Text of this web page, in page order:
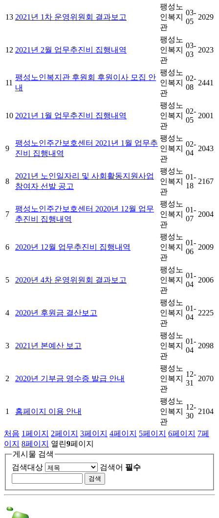
13 2021년 1차 운영위원회 결과보고
팽성노
인복지
관
03-
05
2029
12 2021년 2월 업무추진비 집행내역
팽성노
인복지
관
03-
03
2023
11
팽성노인복지관 후원회 후원이사 모집 안
내
팽성노
인복지
관
02-
08
2441
10 2021년 1월 업무추진비 집행내역
팽성노
인복지
관
02-
05
2001
9
팽성노인주간보호센터 2021년 1월 업무추
진비 집행내역
팽성노
인복지
관
02-
04
2043
8
2021년 노인일자리 및 사회활동지원사업
참여자 선발 공고
팽성노
인복지
관
01-
18
2167
7
팽성노인주간보호센터 2020년 12월 업무
추진비 집행내역
팽성노
인복지
관
01-
07
2004
6 2020년 12월 업무추진비 집행내역
팽성노
인복지
관
01-
06
2009
5 2020년 4차 운영위원회 결과보고
팽성노
인복지
관
01-
04
2006
4 2020년 후원금 결산보고
팽성노
인복지
관
01-
04
2225
3 2021년 본예산 보고
팽성노
인복지
관
01-
04
2098
2 2020년 기부금 영수증 발급 안내
팽성노
인복지
관
12-
31
2070
1 홈페이지 이용 안내
팽성노
인복지
관
12-
30
2104
처음 1페이지 2페이지 3페이지 4페이지 5페이지 6페이지 7페
이지 8페이지 열린9페이지
게시물 검색
검색대상
검색어 필수